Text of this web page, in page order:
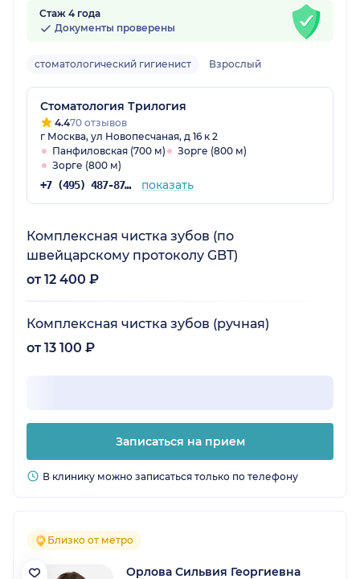
Стаж 4 года
Документы проверены
стоматологический гигиенист Взрослый
Стоматология Трилогия
4.470 отзывов
г Москва, ул Новопесчаная, д 16 к 2
Панфиловская (700 м)
Зорге (800 м)
Зорге (800 м)
+7 (495) 487-87-63 показать
Комплексная чистка зубов (по
швейцарскому протоколу GBT)
от 12 400 ₽
Комплексная чистка зубов (ручная)
от 13 100 ₽
Записаться на прием
В клинику можно записаться только по телефону
Близко от метро
Орлова Сильвия Георгиевна